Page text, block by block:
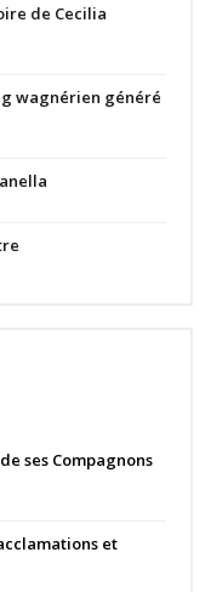
de Cecilia
wagnérien généré
ses Compagnons
et